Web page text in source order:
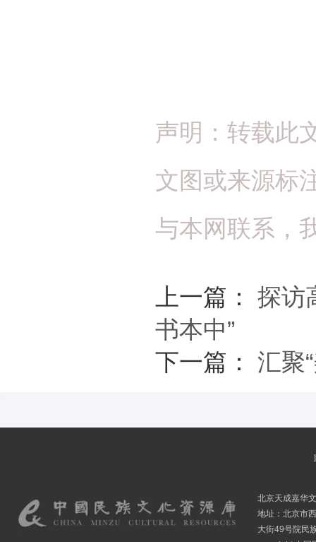
声明：转载此
文图或来源标
与本网联系，
上一篇： 探访
书本中”
下一篇： 汇聚
北京天成嘉华
地址：北京市
大街49号院民